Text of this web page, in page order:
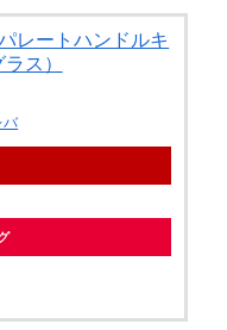
レートハンドルキ
ス）
バ